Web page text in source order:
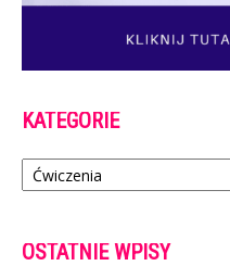
KATEGORIE
Kategorie
OSTATNIE WPISY